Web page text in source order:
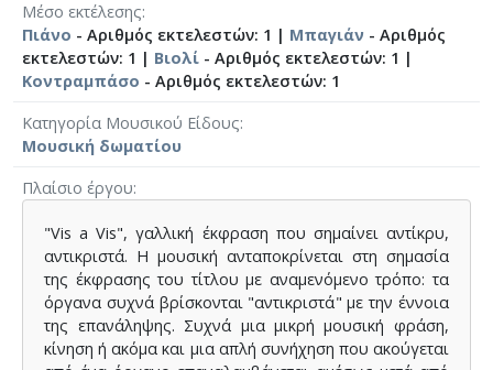
Μέσο εκτέλεσης
Πιάνο - Αριθμός εκτελεστών: 1 | Μπαγιάν - Αριθμός
εκτελεστών: 1 | Βιολί - Αριθμός εκτελεστών: 1 |
Κοντραμπάσο - Αριθμός εκτελεστών: 1
Κατηγορία Μουσικού Είδους
Μουσική δωματίου
Πλαίσιο έργου
"Vis a Vis", γαλλική έκφραση που σημαίνει αντίκρυ,
αντικριστά. Η μουσική ανταποκρίνεται στη σημασία
της έκφρασης του τίτλου με αναμενόμενο τρόπο: τα
όργανα συχνά βρίσκονται "αντικριστά" με την έννοια
της επανάληψης. Συχνά μια μικρή μουσική φράση,
κίνηση ή ακόμα και μια απλή συνήχηση που ακούγεται